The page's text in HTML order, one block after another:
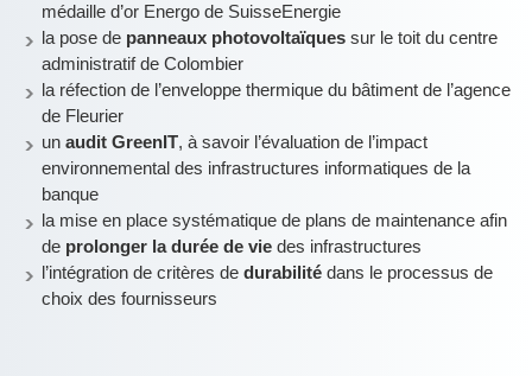
médaille d’or Energo de SuisseEnergie
la pose depanneaux photovoltaïques sur le toit du centre
administratif de Colombier
la réfection de l’enveloppe thermique du bâtiment de l’agence
de Fleurier
un audit GreenIT, à savoir l’évaluation de l’impact
environnemental des infrastructures informatiques de la
banque
la mise en place systématique de plans de maintenance afin
de prolonger la durée de viedes infrastructures
l’intégration de critères de durabilitédans le processus de
choix des fournisseurs